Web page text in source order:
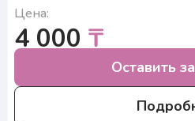
Оставить
Цена:
4 000 ₸